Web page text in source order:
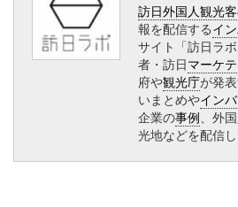
訪日外国人観光客
報を配信するイ
サイト「訪日ラボ
者・訪日マーケ
府や観光庁が発
いまとめやイン
企業の事例 、外
光地などを配信し